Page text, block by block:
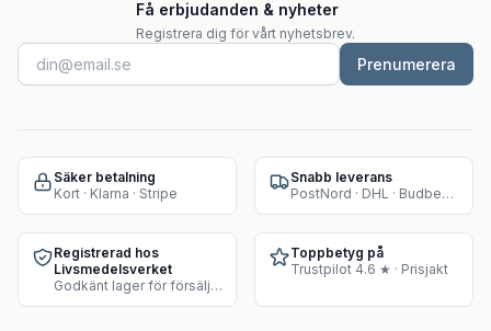
Få erbjudanden & nyheter
Registrera dig för vårt nyhetsbrev.
Prenumerera
Säker betalning
Kort · Klarna · Stripe
Snabb leverans
PostNord · DHL · Budbee · Instabox
Registrerad hos
Livsmedelsverket
Godkänt lager för försäljning av kosttillskott
Toppbetyg på
Trustpilot 4.6 ★ · Prisjakt